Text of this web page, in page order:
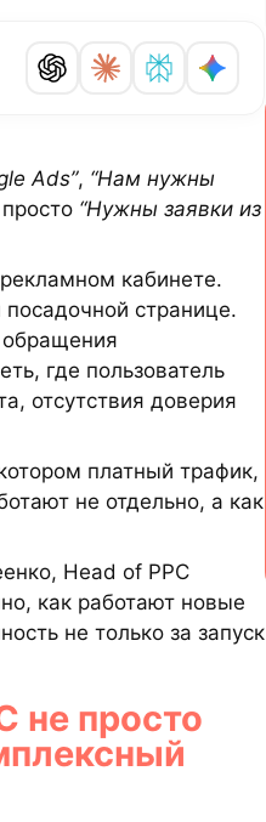
Ads”, “Нам нужны
“Нужны заявки из
кабинете.
странице.
обращения
где пользователь
отсутствия доверия
платный трафик,
не отдельно, а как
Head of PPC
как работают новые
не только за запуск
не просто